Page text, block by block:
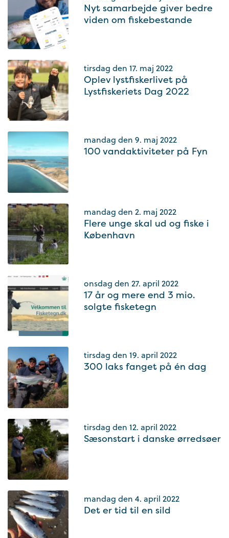
Nyt samarbejde giver bedre
viden om fiskebestande
tirsdag den 17. maj 2022
Oplev lystfiskerlivet på
Lystfiskeriets Dag 2022
mandag den 9. maj 2022
100 vandaktiviteter på Fyn
mandag den 2. maj 2022
Flere unge skal ud og fiske i
København
onsdag den 27. april 2022
17 år og mere end 3 mio.
solgte fisketegn
tirsdag den 19. april 2022
300 laks fanget på én dag
tirsdag den 12. april 2022
Sæsonstart i danske ørredsøer
mandag den 4. april 2022
Det er tid til en sild